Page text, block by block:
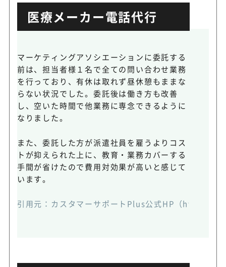
医療メーカー電話代行
マーケティングアソシエーションに委託する
前は、担当者様１名で全ての問い合わせ業務
を行っており、有休は取れず昼休憩もままな
らない状況でした。委託後は働き方も改善
し、空いた時間で他業務に専念できるように
なりました。
また、委託した方が派遣社員を雇うよりコス
トが抑えられた上に、教育・業務カバーする
手間が省けたので費用対効果が高いと感じて
います。
引用元：カスタマーサポートPlus公式HP（